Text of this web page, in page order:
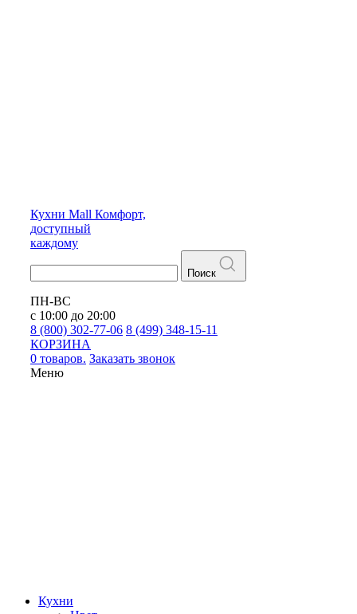
Кухни Mall Комфорт,
доступный
каждому
Поиск
ПН-ВС
с 10:00 до 20:00
8 (800) 302-77-06 8 (499) 348-15-11
КОРЗИНА
0 товаров. Заказать звонок
Меню
Кухни